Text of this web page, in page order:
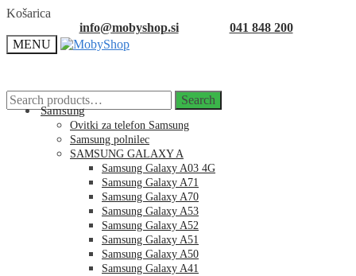
Skip
navigation
Skip
content
Košarica
info@mobyshop.si
041 848 200
MENU
Search
for:
Search
Samsung
Ovitki za telefon Samsung
Samsung polnilec
SAMSUNG GALAXY A
Samsung Galaxy A03 4G
Samsung Galaxy A71
Samsung Galaxy A70
Samsung Galaxy A53
Samsung Galaxy A52
Samsung Galaxy A51
Samsung Galaxy A50
Samsung Galaxy A41